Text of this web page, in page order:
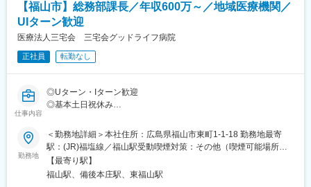
変更の範囲：本文参照
■組織構成：
・当院では総務部の中で経理、人事労務、庶務と担当分けをして
おりそれぞれ2名ずつ在籍しています。20代から60代と幅広い世
■募集背景：
況を常に把握し、より経営体制を強化するため、経理財務分野に
明るい方を増員したいと考えております。
※補足
【福山市】総務部課長／年収600万～／地域医療機関／
UIターン歓迎
医療法人三宅会 三宅会グッドライフ病院
正社員 転勤なし
仕事内容
◎Uターン・Iターン歓迎
◎基本土日祝休み
■業務内容：【変更の範囲：会社の定める業務】
・主に人事総務部門のプレイングマネージャーとして統括をお任
せします
＜人事労務＞
勤務地
＜勤務地詳細＞本社住所：広島県福山市東町1-1-18 勤務地最寄
駅：(JR)福塩線／福山駅受動喫煙対策：その他（喫煙可能場所あ
り）変更の範囲：本文参照
【最寄り駅】
福山駅、備後本庄駅、東福山駅